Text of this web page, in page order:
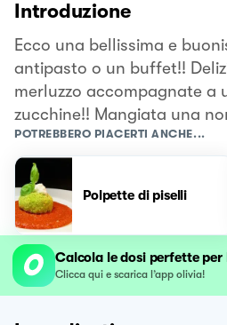
Introduzione
Ecco una bellissima e
antipasto o un buffet!!
merluzzo accompagnate a
zucchine!! Mangiata una
POTREBBERO PIACERTI ANCHE...
Polpette di piselli
Calcola le dosi perfette
Clicca qui e scarica l’app olivia!